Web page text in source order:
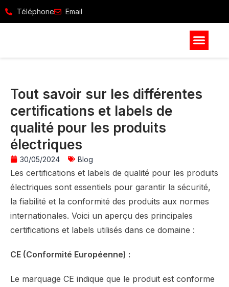
Téléphone Email
Tout savoir sur les différentes
certifications et labels de
qualité pour les produits
électriques
30/05/2024 Blog
Les certifications et labels de qualité pour les produits
électriques sont essentiels pour garantir la sécurité,
la fiabilité et la conformité des produits aux normes
internationales. Voici un aperçu des principales
certifications et labels utilisés dans ce domaine :
CE (Conformité Européenne) :
Le marquage CE indique que le produit est conforme